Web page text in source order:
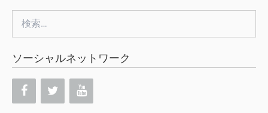
索:
ソーシャルネットワーク